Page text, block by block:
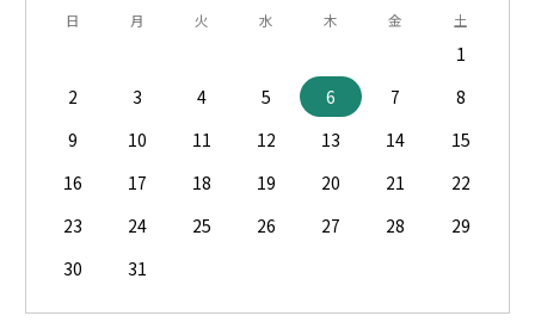
日 月 火 水 木 金 土
1
2
3 4 5 6 7
8
9
10 11 12 13 14
15
16
17 18 19 20 21
22
23
24 25 26 27 28
29
30
31